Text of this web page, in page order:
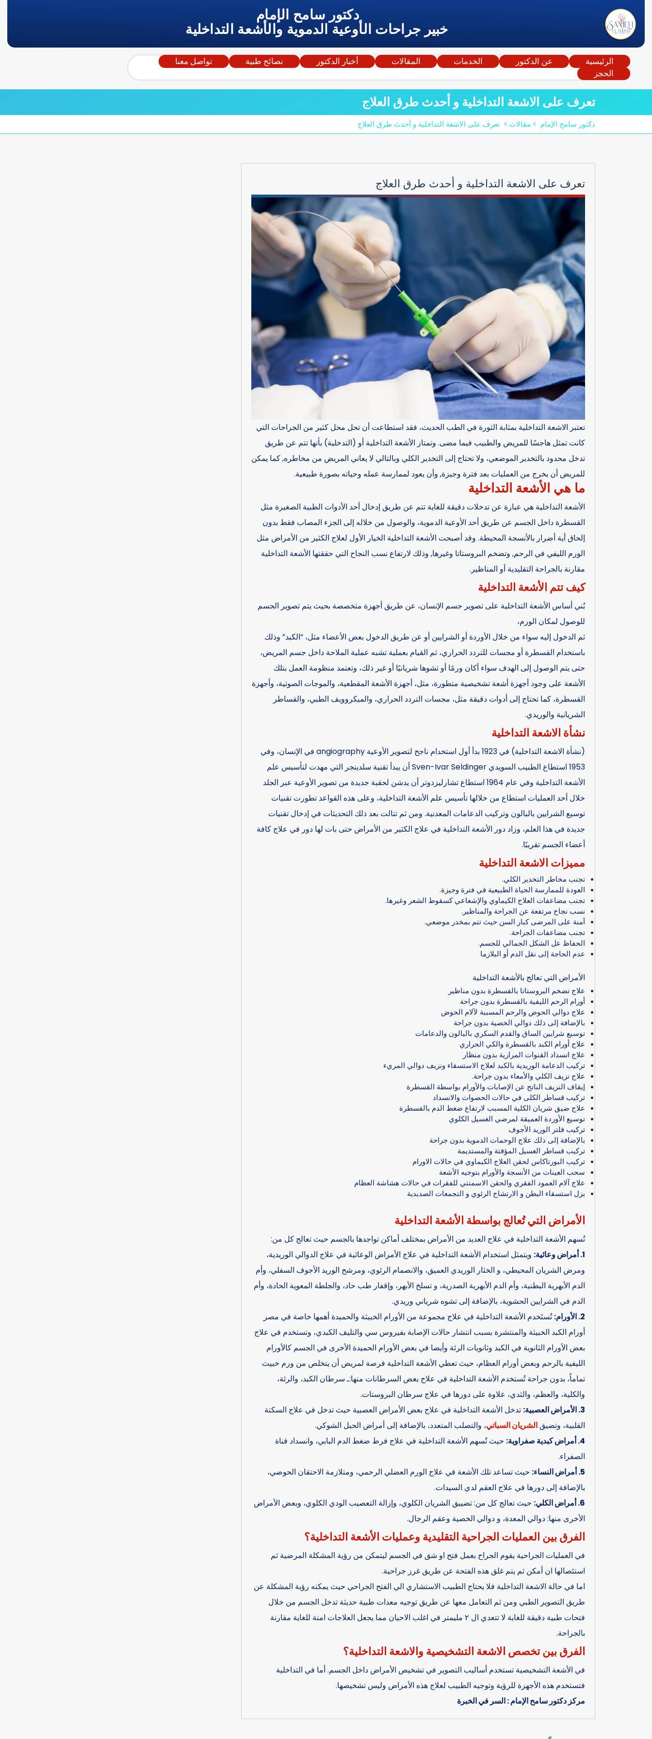
دكتور سامح الإمام
خبير جراحات الأوعية الدموية والأشعة التداخلية
الرئيسية عن الدكتور الخدمات المقالات أخبار الدكتور نصائح طبية
تواصل معنا
الحجز
تعرف على الاشعة التداخلية و أحدث طرق العلاج
دكتور سامح الإمام > مقالات > تعرف على الاشعة التداخلية و أحدث طرق العلاج
تعرف على الاشعة التداخلية و أحدث طرق العلاج
تعتبر الاشعة التداخلية بمثابة الثورة في الطب الحديث، فقد استطاعت أن تحل محل كثير من الجراحات التي
كانت تمثل هاجسًا للمريض والطبيب فيما مضى. وتمتاز الأشعة التداخلية أو (التدخلية) بأنها تتم عن طريق
تدخل محدود بالتخدير الموضعي، ولا تحتاج إلى التخدير الكلي وبالتالي لا يعاني المريض من مخاطره, كما يمكن
للمريض أن يخرج من العمليات بعد فترة وجيزة, وأن يعود لممارسة عمله وحياته بصورة طبيعية.
ما هي الأشعة التداخلية
الأشعة التداخلية هي عبارة عن تدخلات دقيقة للغاية تتم عن طريق إدخال أحد الأدوات الطبية الصغيرة مثل
القسطرة داخل الجسم عن طريق أحد الأوعية الدموية، والوصول من خلاله إلى الجزء المصاب فقط بدون
إلحاق أية أضرار بالأنسجة المحيطة. وقد أصبحت الأشعة التداخلية الخيار الأول لعلاج الكثير من الأمراض مثل
الورم الليفي في الرحم, وتضخم البروستاتا وغيرها, وذلك لارتفاع نسب النجاح التي حققتها الأشعة التداخلية
مقارنة بالجراحة التقليدية أو المناظير.
كيف تتم الأشعة التداخلية
بُني أساس الأشعة التداخلية على تصوير جسم الإنسان، عن طريق أجهزة متخصصة بحيث يتم تصوير الجسم
للوصول لمكان الورم،
ثم الدخول إليه سواء من خلال الأوردة أو الشرايين أو عن طريق الدخول بعض الأعضاء مثل، “الكبد” وذلك
باستخدام القسطرة أو مجسات للتردد الحراري، ثم القيام بعملية تشبه عملية الملاحة داخل جسم المريض،
حتى يتم الوصول إلى الهدف سواء أكان ورمًا أو تشوها شريانيًا أو غير ذلك، وتعتمد منظومة العمل بتلك
الأشعة على وجود أجهزة أشعة تشخيصية متطورة، مثل، أجهزة الأشعة المقطعية، والموجات الصوتية، وأجهزة
القسطرة، كما تحتاج إلى أدوات دقيقة مثل، مجسات التردد الحراري، والميكروويف الطبي، والقساطر
الشريانية والوريدي.
نشأة الاشعة التداخلية
(نشأة الاشعة التداخلية) في 1923 بدأ أول استخدام ناجح لتصوير الأوعية angiography في الإنسان، وفي
1953 استطاع الطبيب السويدي Sven-Ivar Seldinger أن يبدأ تقنية سلدينجر التي مهدت لتأسيس علم
الأشعة التداخلية وفي عام 1964 استطاع تشارليزدوتر أن يدشن لحقبة جديدة من تصوير الأوعية عبر الجلد
خلال أحد العمليات استطاع من خلالها تأسيس علم الأشعة التداخلية، وعلى هذه القواعد تطورت تقنيات
توسيع الشرايين بالبالون وتركيب الدعامات المعدنية. ومن ثم تتالت بعد ذلك التحديثات في إدخال تقنيات
جديدة في هذا العلم، وزاد دور الأشعة التداخلية في علاج الكثير من الأمراض حتى بات لها دور في علاج كافة
أعضاء الجسم تقريبًا.
مميزات الاشعة التداخلية
تجنب مخاطر التخدير الكلي.
العودة للممارسة الحياة الطبيعية في فترة وجيزة.
تجنب مضاعفات العلاج الكيماوي والإشعاعي كسقوط الشعر وغيرها.
نسب نجاح مرتفعة عن الجراحة والمناظير.
آمنة على المرضى كبار السن حيث تتم بمخدر موضعي.
تجنب مضاعفات الجراحة.
الحفاظ عل الشكل الجمالي للجسم.
عدم الحاجة إلى نقل الدم أو البلازما
الأمراض التي تعالج بالأشعة التداخلية
علاج تضخم البروستاتا بالقسطرة بدون مناظير
أورام الرحم الليفية بالقسطرة بدون جراحة
علاج دوالي الحوض والرحم المسببة لآلام الحوض
بالإضافة إلى ذلك دوالي الخصية بدون جراحة
توسيع شرايين الساق والقدم السكري بالبالون والدعامات
علاج أورام الكبد بالقسطرة والكي الحراري
علاج انسداد القنوات المرارية بدون منظار
تركيب الدعامة الوريدية بالكبد لعلاج الاستسقاء ونزيف دوالي المريء
علاج نزيف الكلي والأمعاء بدون جراحة.
إيقاف النزيف الناتج عن الإصابات والأورام بواسطة القسطرة
تركيب قساطر الكلى في حالات الحصوات والانسداد
علاج ضيق شريان الكلية المسبب لارتفاع ضغط الدم بالقسطرة
توسيع الأوردة العميقة لمرضي الغسيل الكلوي
تركيب فلتر الوريد الأجوف
بالإضافة إلى ذلك علاج الوحمات الدموية بدون جراحة
تركيب قساطر الغسيل المؤقتة والمستديمة
تركيب البورتاكاس لحقن العلاج الكيماوي في حالات الاورام
سحب العينات من الأنسجة والأورام بتوجيه الأشعة
علاج آلام العمود الفقري والحقن الاسمنتي للفقرات في حالات هشاشة العظام
بزل استسقاء البطن و الارتشاح الرئوي و التجمعات الصديدية
الأمراض التي تُعالج بواسطة الأشعة التداخلية
تُسهم الأشعة التداخلية في علاج العديد من الأمراض بمختلف أماكن تواجدها بالجسم حيث تعالج كل من:
1. أمراض وعائية:
ويتمثل استخدام الأشعة التداخلية في علاج الأمراض الوعائية في علاج الدوالي الوريدية،
ومرض الشريان المحيطي، و الخثار الوريدي العميق، والانصمام الرئوي، ومرشح الوريد الأجوف السفلي، وأم
الدم الأبهرية البطنية، وأم الدم الأبهرية الصدرية، و تسلخ الأبهر، وإقفار طب حاد، والجلطة المعوية الحادة، وأم
الدم في الشرايين الحشوية، بالإضافة إلى تشوه شرياني وريدي.
2. الأورام:
تُستَخدم الأشعة التداخلية في علاج مجموعة من الأورام الخبيثة والحميدة أهمها خاصة في مصر
أورام الكبد الخبيثة والمنتشرة بسبب انتشار حالات الإصابة بفيروس سي والتليف الكبدي، وتستخدم في علاج
بعض الأورام الثانوية في الكبد وثانويات الرئة وأيضا في بعض الأورام الحميدة الأخرى في الجسم كالأورام
الليفية بالرحم وبعض أورام العظام، حيث تعطي الأشعة التداخلية فرصة لمريض أن يتخلص من ورم خبيث
تماماً، بدون جراحة تُستخدم الأشعة التداخلية في علاج بعض السرطانات منها:ـ سرطان الكبد، والرئة،
والكلية، والعظم، والثدي، علاوة على دورها في علاج سرطان البروستات.
3. الأمراض العصبية:
تدخل الأشعة التداخلية في علاج بعض الأمراض العصبية حيث تدخل في علاج السكتة
القلبية، وتضيقالشريان السباتي، والتصلب المتعدد، بالإضافة إلى أمراض الحبل الشوكي.
4. أمراض كبدية صفراوية:
حيث تُسهم الأشعة التداخلية في علاج فرط ضغط الدم البابي، وانسداد قناة
الصفراء.
5. أمراض النساء:
حيث تساعد تلك الأشعة في علاج الورم العضلي الرحمي، ومتلازمة الاحتقان الحوضي،
بالإضافة إلى دورها في علاج العقم لدي السيدات.
6. أمراض الكلي:
حيث تعالج كل من: تضييق الشريان الكلوي، وإزالة التعصيب الودي الكلوي، وبعض الأمراض
الأخرى منها: دوالي المعدة، و دوالي الخصية وعقم الرجال.
الفرق بين العمليات الجراحية التقليدية وعمليات الأشعة التداخلية؟
في العمليات الجراحية يقوم الجراح بعمل فتح او شق في الجسم ليتمكن من رؤية المشكلة المرضية ثم
استئصالها ان أمكن ثم يتم غلق هذه الفتحة عن طريق غرز جراحية.
اما في حالة الاشعة التداخلية فلا يحتاج الطبيب الاستشاري الي الفتح الجراحي حيث يمكنه رؤية المشكلة عن
طريق التصوير الطبي ومن ثم التعامل معها عن طريق توجيه معدات طبية حديثة تدخل الجسم من خلال
فتحات طبية دقيقة للغاية لا تتعدي ال ٢ مليمتر في اغلب الاحيان مما يجعل العلاجات امنة للغاية مقارنة
بالجراحة.
الفرق بين تخصص الاشعة التشخيصية والاشعة التداخلية؟
في الأشعة التشخيصية تستخدم أساليب التصوير في تشخيص الأمراض داخل الجسم. أما في التداخلية
فتستخدم هذه الأجهزة للرؤية وتوجيه الطبيب لعلاج هذه الأمراض وليس تشخيصها.
مركز دكتور سامح الإمام : السر في الخبرة